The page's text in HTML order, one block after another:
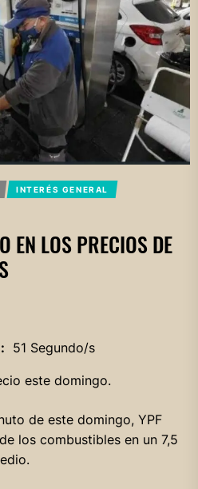
INTERÉS GENERAL
EN LOS PRECIOS DE
51 Segundo/s
este domingo.
de este domingo, YPF
los combustibles en un 7,5